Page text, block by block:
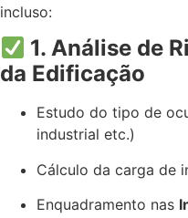
incluso:
1. Análise de
da Edificação
Estudo do tipo de
industrial etc.)
Cálculo da carga de
Enquadramento nas